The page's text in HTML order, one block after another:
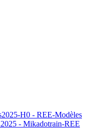
2025-H0 - REE-Modèles
2025 - Mikadotrain-REE